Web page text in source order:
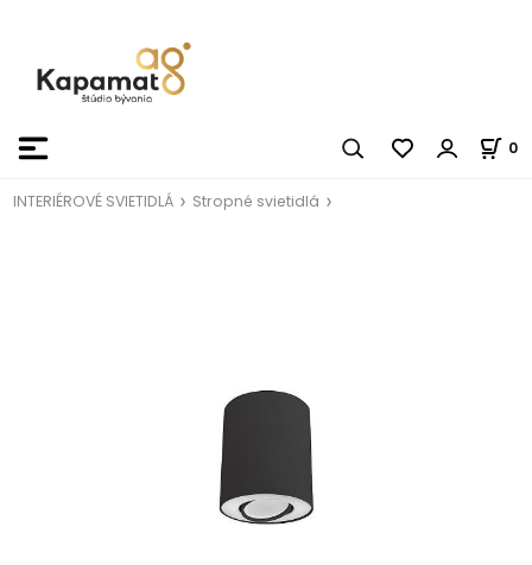
0
INTERIÉROVÉ SVIETIDLÁ Stropné svietidlá